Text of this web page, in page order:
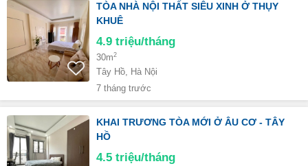
TÒA NHÀ NỘI THẤT SIÊU XINH Ở THỤY
KHUÊ
4.9 triệu/tháng
30m2
Tây Hồ, Hà Nội
7 tháng trước
KHAI TRƯƠNG TÒA MỚI Ở ÂU CƠ - TÂY
HỒ
4.5 triệu/tháng